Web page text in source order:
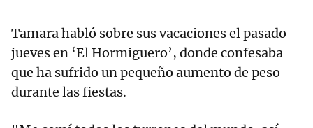
Tamara habló sobre sus vacaciones el pasado
jueves en ‘El Hormiguero’, donde confesaba
que ha sufrido un pequeño aumento de peso
durante las fiestas.